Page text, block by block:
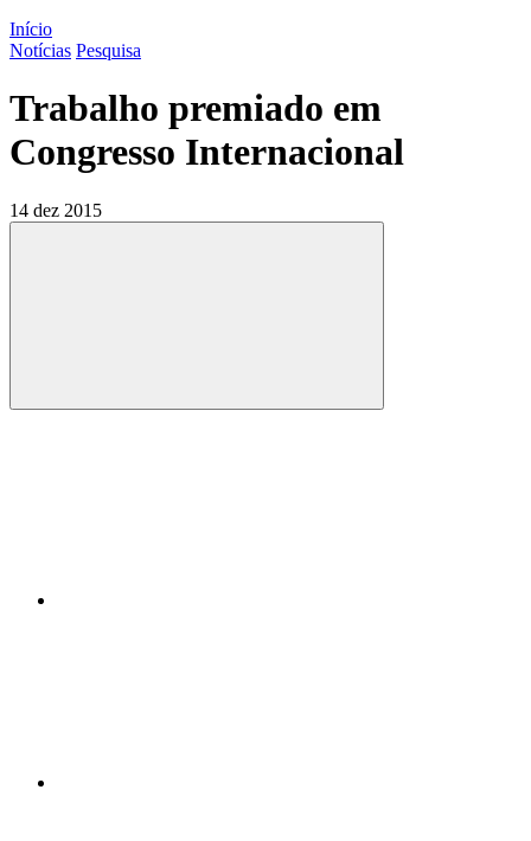
Início
Notícias Pesquisa
Trabalho premiado em
Congresso Internacional
14 dez 2015
Compartilhar